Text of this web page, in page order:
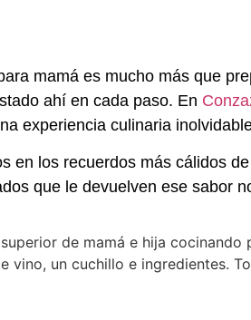
mamá es mucho más que
ahí en cada paso. En
experiencia culinaria
en los recuerdos más cálidos
que le devuelven ese sabor